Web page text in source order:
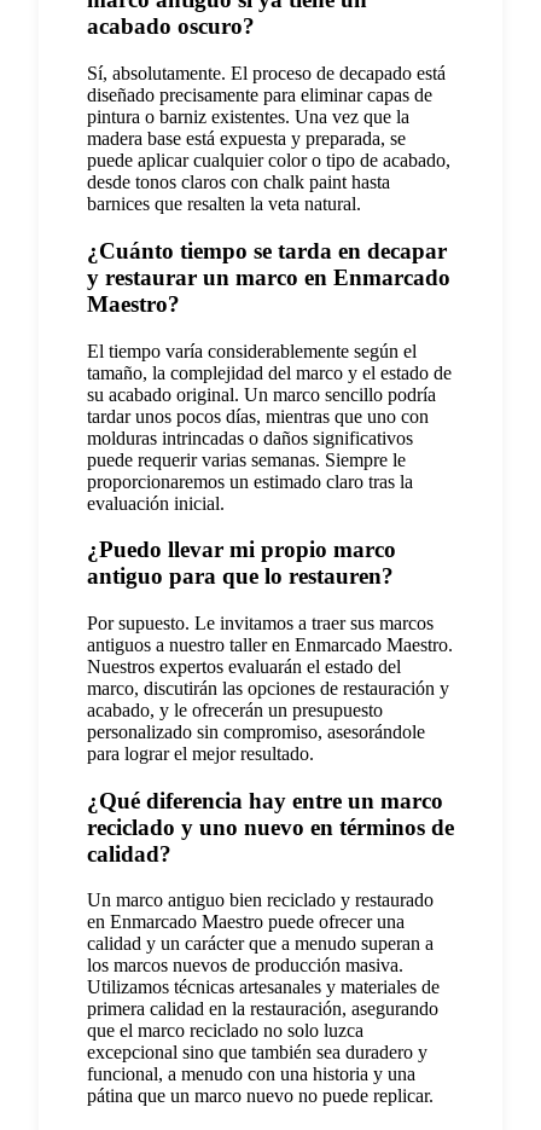
acabado oscuro?
Sí, absolutamente. El proceso de decapado está
diseñado precisamente para eliminar capas de
pintura o barniz existentes. Una vez que la
madera base está expuesta y preparada, se
puede aplicar cualquier color o tipo de acabado,
desde tonos claros con chalk paint hasta
barnices que resalten la veta natural.
¿Cuánto tiempo se tarda en decapar
y restaurar un marco en Enmarcado
Maestro?
El tiempo varía considerablemente según el
tamaño, la complejidad del marco y el estado de
su acabado original. Un marco sencillo podría
tardar unos pocos días, mientras que uno con
molduras intrincadas o daños significativos
puede requerir varias semanas. Siempre le
proporcionaremos un estimado claro tras la
evaluación inicial.
¿Puedo llevar mi propio marco
antiguo para que lo restauren?
Por supuesto. Le invitamos a traer sus marcos
antiguos a nuestro taller en Enmarcado Maestro.
Nuestros expertos evaluarán el estado del
marco, discutirán las opciones de restauración y
acabado, y le ofrecerán un presupuesto
personalizado sin compromiso, asesorándole
para lograr el mejor resultado.
¿Qué diferencia hay entre un marco
reciclado y uno nuevo en términos de
calidad?
Un marco antiguo bien reciclado y restaurado
en Enmarcado Maestro puede ofrecer una
calidad y un carácter que a menudo superan a
los marcos nuevos de producción masiva.
Utilizamos técnicas artesanales y materiales de
primera calidad en la restauración, asegurando
que el marco reciclado no solo luzca
excepcional sino que también sea duradero y
funcional, a menudo con una historia y una
pátina que un marco nuevo no puede replicar.